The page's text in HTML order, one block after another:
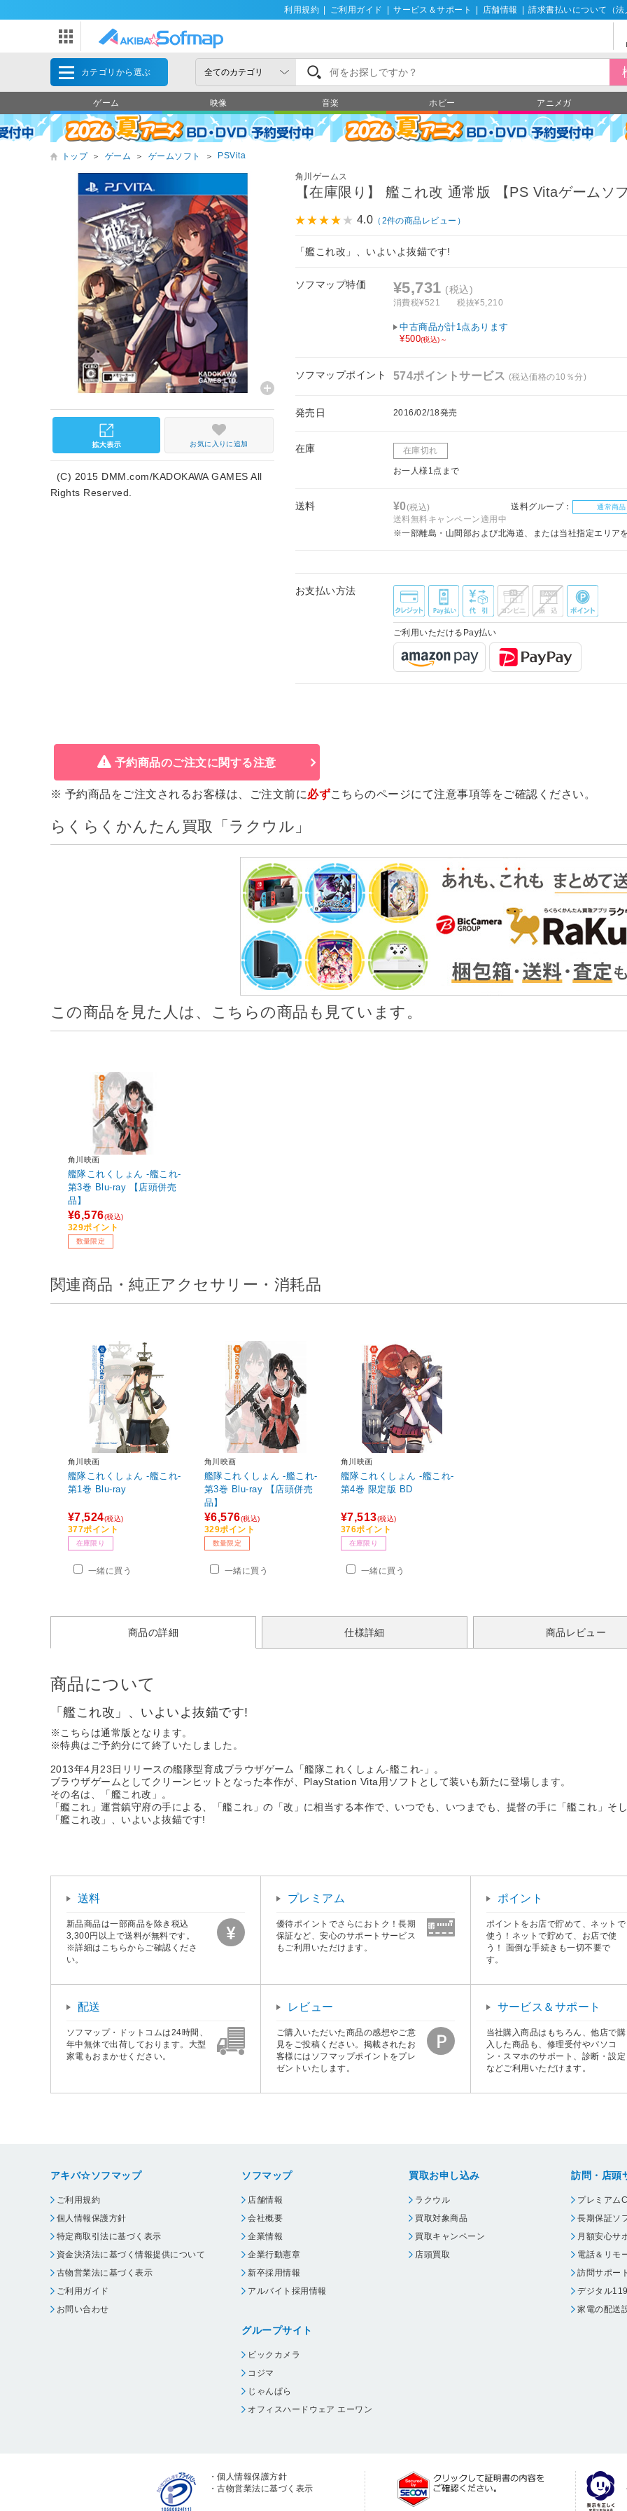
利用規約 ご利用ガイド サービス＆サポート 店舗情報 請求書払いについて（法
カテゴリから選ぶ
ゲーム 映像 音楽 ホビー アニメガ
トップ ＞ ゲーム ＞ ゲームソフト ＞ PSVita
角川ゲームス
【在庫限り】 艦これ改 通常版 【PS Vitaゲームソフ
4.0 （2件の商品レビュー）
「艦これ改」、いよいよ抜錨です!
ソフマップ特価 ¥5,731 (税込)
消費税¥521 税抜¥5,210
中古商品が計1点あります
¥500(税込)～
ソフマップポイント 574ポイントサービス (税込価格の10％分)
発売日 2016/02/18発売
在庫 在庫切れ
お一人様1点まで
送料 ¥0(税込) 送料グループ： 通常商品
送料無料キャンペーン適用中
※一部離島・山間部および北海道、または当社指定エリア
お支払い方法
ご利用いただけるPay払い
お気に入りに追加
(C) 2015 DMM.com/KADOKAWA GAMES All
Rights Reserved.
予約商品のご注文に関する注意
※ 予約商品をご注文されるお客様は、ご注文前に必ずこちらのページにて注意事項等をご確認ください。
らくらくかんたん買取「ラクウル」
この商品を見た人は、こちらの商品も見ています。
角川映画
艦隊これくしょん ‐艦これ-
第3巻 Blu-ray 【店頭併売
品】
¥6,576(税込)
329ポイント
数量限定
関連商品・純正アクセサリー・消耗品
角川映画
艦隊これくしょん ‐艦これ-
第1巻 Blu-ray
¥7,524(税込)
377ポイント
在庫限り
一緒に買う
角川映画
艦隊これくしょん ‐艦これ-
第3巻 Blu-ray 【店頭併売
品】
¥6,576(税込)
329ポイント
数量限定
一緒に買う
角川映画
艦隊これくしょん ‐艦これ-
第4巻 限定版 BD
¥7,513(税込)
376ポイント
在庫限り
一緒に買う
商品の詳細 仕様詳細 商品レビュー
商品について
「艦これ改」、いよいよ抜錨です!
※こちらは通常版となります。
※特典はご予約分にて終了いたしました。
2013年4月23日リリースの艦隊型育成ブラウザゲーム「艦隊これくしょん-艦これ-」。
ブラウザゲームとしてクリーンヒットとなった本作が、PlayStation Vita用ソフトとして装いも新たに登場します。
その名は、「艦これ改」。
「艦これ」運営鎮守府の手による、「艦これ」の「改」に相当する本作で、いつでも、いつまでも、提督の手に「艦これ」そ
「艦これ改」、いよいよ抜錨です!
送料
新品商品は一部商品を除き税込
3,300円以上で送料が無料です。
※詳細はこちらからご確認くださ
い。
プレミアム
優待ポイントでさらにおトク！長期
保証など、安心のサポートサービス
もご利用いただけます。
ポイント
ポイントをお店で貯めて、ネットで
使う！ネットで貯めて、お店で使
う！ 面倒な手続きも一切不要で
す。
配送
ソフマップ・ドットコムは24時間、
年中無休で出荷しております。大型
家電もおまかせください。
レビュー
ご購入いただいた商品の感想やご意
見をご投稿ください。掲載されたお
客様にはソフマップポイントをプレ
ゼントいたします。
サービス＆サポート
当社購入商品はもちろん、他店で購
入した商品も、修理受付やパソコ
ン・スマホのサポート、診断・設定
などご利用いただけます。
アキバ☆ソフマップ
ご利用規約
個人情報保護方針
特定商取引法に基づく表示
資金決済法に基づく情報提供について
古物営業法に基づく表示
ご利用ガイド
お問い合わせ
ソフマップ
店舗情報
会社概要
企業情報
企業行動憲章
新卒採用情報
アルバイト採用情報
グループサイト
ビックカメラ
コジマ
じゃんぱら
オフィスハードウェア エーワン
買取お申し込み
ラクウル
買取対象商品
買取キャンペーン
店頭買取
訪問・店頭
プレミアム
長期保証ソ
月額安心サ
電話＆リモ
訪問サポート
デジタル119
家電の配送
・個人情報保護方針
・古物営業法に基づく表示